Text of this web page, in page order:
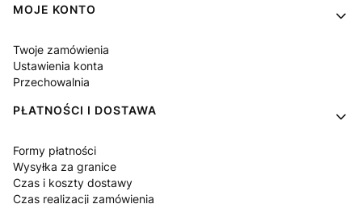
MOJE KONTO
Twoje zamówienia
Ustawienia konta
Przechowalnia
PŁATNOŚCI I DOSTAWA
Formy płatności
Wysyłka za granice
Czas i koszty dostawy
Czas realizacji zamówienia